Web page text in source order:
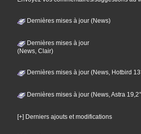
Dernières mises à jour (News)
Dernières mises à jour
(News, Clair)
Dernières mises à jour (News, Hotbird
Dernières mises à jour (News, Astra
[+] Derniers ajouts et modifications